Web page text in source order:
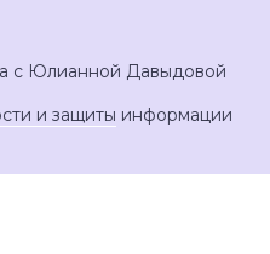
с Юлианной Давыдовой
и защиты информации